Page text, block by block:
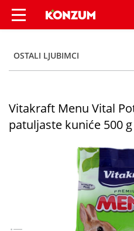
Vitakraft Menu
OSTALI LJUBIMCI
Vitakraft Menu Vital
patuljaste kuniće 500 g